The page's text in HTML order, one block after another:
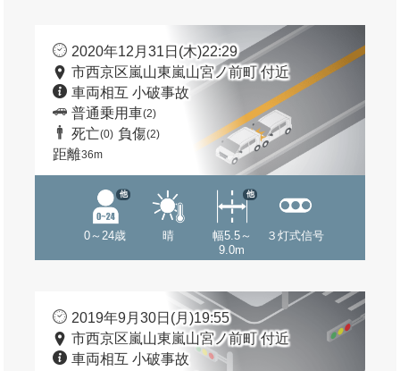
2020年12月31日(木)22:29
市西京区嵐山東嵐山宮ノ前町 付近
車両相互 小破事故
普通乗用車(2)
死亡(0) 負傷(2)
距離36m
0～24歳
他
晴
幅5.5～
9.0m
他
３灯式信号
2019年9月30日(月)19:55
市西京区嵐山東嵐山宮ノ前町 付近
車両相互 小破事故